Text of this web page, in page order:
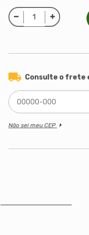
Consulte o frete
Não sei meu CEP